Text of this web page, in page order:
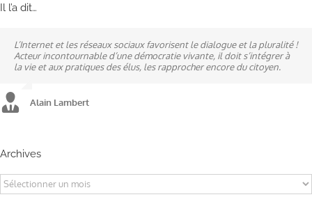
Il l’a dit…
L’Internet et les réseaux sociaux favorisent le dialogue et la pluralité !
Acteur incontournable d’une démocratie vivante, il doit s’intégrer à
la vie et aux pratiques des élus, les rapprocher encore du citoyen.
Alain Lambert
Ne pas subir, mais construire son destin, telle est la philosophie qui
n’a cessé de mobiliser la ville d’Alençon, son agglomération et ses
élus.
Alain Lambert
A mes yeux, la politique est synonyme de service : un sénateur doit
être au service des élus et des communes comme un maire sait si bien
l’être au service des habitants.
Alain Lambert
Archives
Archives